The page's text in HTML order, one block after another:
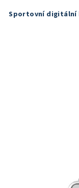
Sportovní digitální